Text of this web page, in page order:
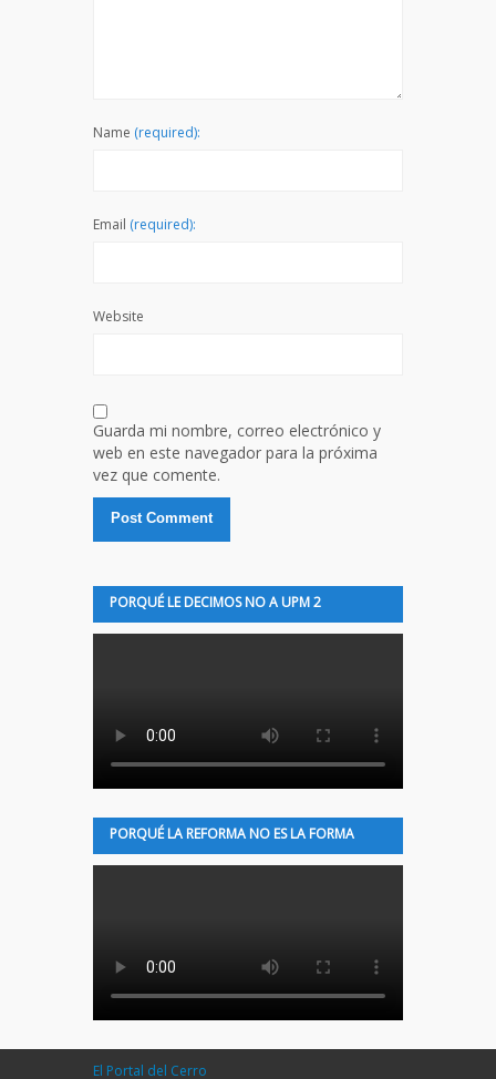
Name (required):
Email (required):
Website
Guarda mi nombre, correo electrónico y
web en este navegador para la próxima
vez que comente.
PORQUÉ LE DECIMOS NO A UPM 2
PORQUÉ LA REFORMA NO ES LA FORMA
El Portal del Cerro